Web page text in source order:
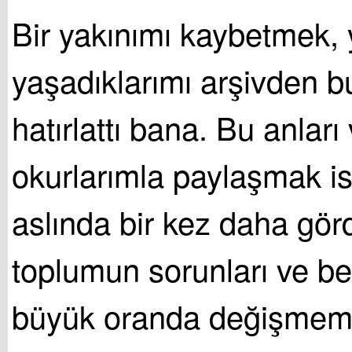
Bir yakınımı
yaşadıklarımı arşivden
hatırlattı bana. Bu anları
okurlarımla paylaşmak
aslında bir kez daha
toplumun sorunları ve
büyük oranda